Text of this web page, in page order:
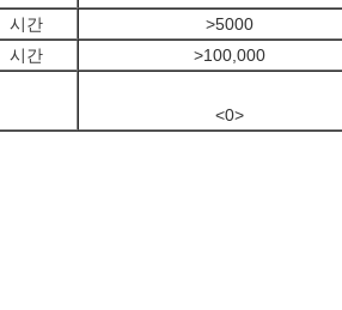
시간
>5000
시간 >100,000
<0>